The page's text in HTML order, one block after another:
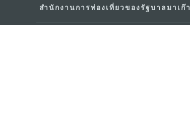
สำนักงานการท่องเที่ยวของรัฐบาลมาเก๊า